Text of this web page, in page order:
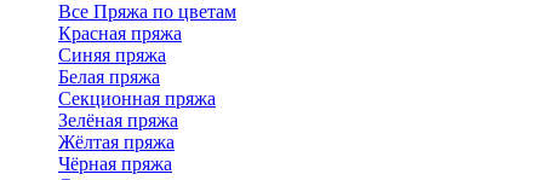
Все Пряжа по цветам
Красная пряжа
Синяя пряжа
Белая пряжа
Секционная пряжа
Зелёная пряжа
Жёлтая пряжа
Чёрная пряжа